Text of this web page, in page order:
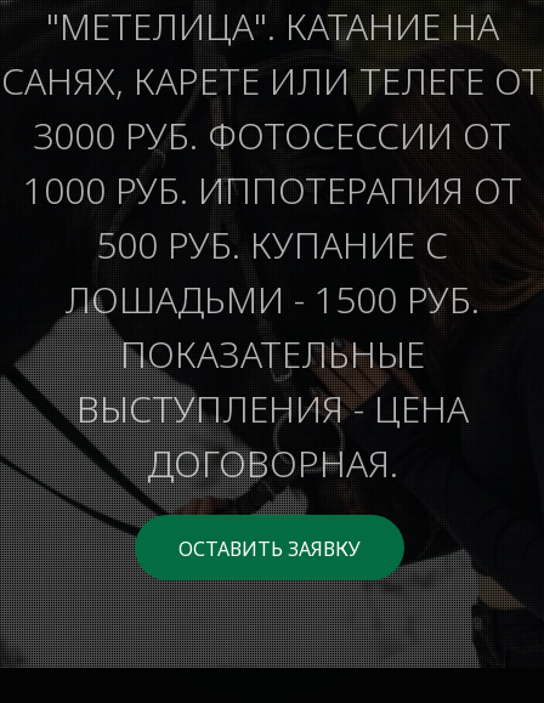
"МЕТЕЛИЦА". КАТАНИЕ НА
САНЯХ, КАРЕТЕ ИЛИ ТЕЛЕГЕ ОТ
3000 РУБ. ФОТОСЕССИИ ОТ
1000 РУБ. ИППОТЕРАПИЯ ОТ
500 РУБ. КУПАНИЕ С
ЛОШАДЬМИ - 1500 РУБ.
ПОКАЗАТЕЛЬНЫЕ
ВЫСТУПЛЕНИЯ - ЦЕНА
ДОГОВОРНАЯ.
ОСТАВИТЬ ЗАЯВКУ